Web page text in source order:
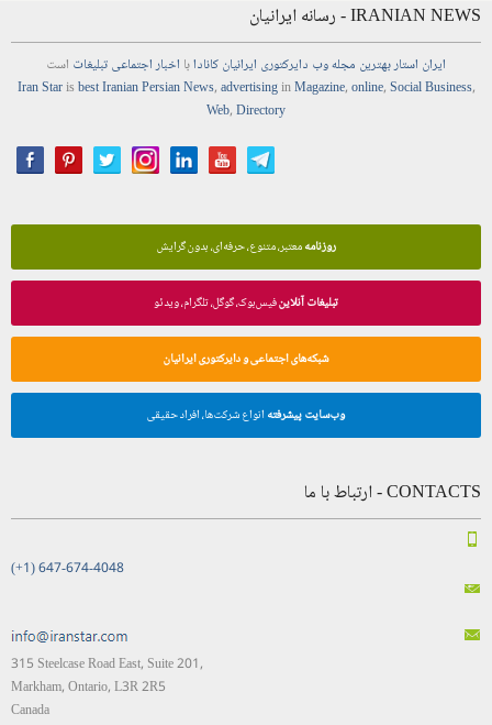
IRANIAN NEWS - رسانه ایرانیان
ایران استاربهترین مجلهوب دایرکتوری ایرانیان کانادابا اخباراجتماعیتبلیغات است
Iran Starisbest Iranian PersianNews,advertisinginMagazine,online,Social Business,
Web,Directory
روزنامهمعتبر، متنوع، حرفه‌ای، بدون گرایش
تبلیغات آنلاینفیس‌بوک، گوگل، تلگرام، ویدئو
شبکه‌های اجتماعی و دایرکتوری ایرانیان
وب‌سایت پیشرفته انواع شرکت‌ها، افراد حقیقی
CONTACTS - ارتباط با ما
(+1) 647-674-4048
315 Steelcase Road East, Suite 201,
Markham, Ontario, L3R 2R5
Canada